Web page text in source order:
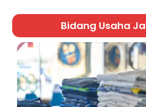
Bidang Usaha